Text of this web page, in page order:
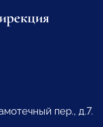
пер., д.7.